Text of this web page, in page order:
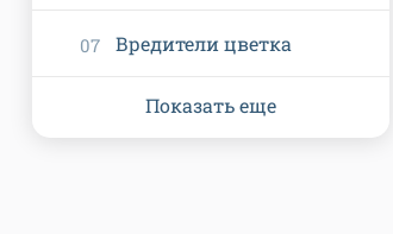
Вредители цветка
Показать еще